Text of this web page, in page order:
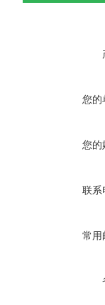
您的
您的
联系
常用